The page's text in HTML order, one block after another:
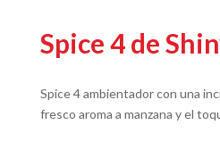
Spice 4 de
Spice 4 ambientador con una
fresco aroma a manzana y el